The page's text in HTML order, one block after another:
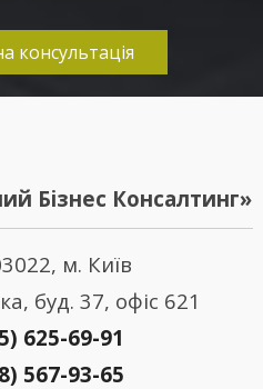
консультація
Бізнес Консалтинг»
м. Київ
буд. 37, офіс 621
625-69-91
567-93-65